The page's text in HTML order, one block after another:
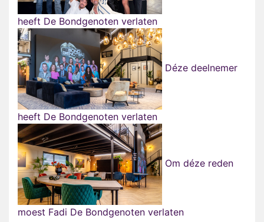
heeft De Bondgenoten verlaten
Déze deelnemer
heeft De Bondgenoten verlaten
Om déze reden
moest Fadi De Bondgenoten verlaten